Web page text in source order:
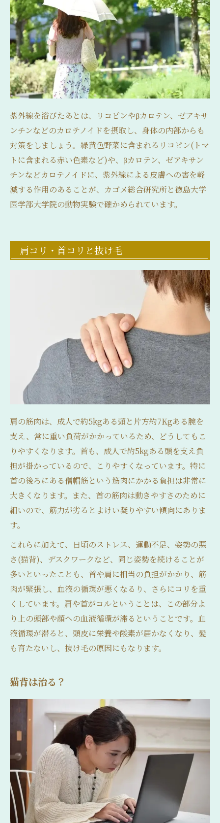
紫外線を浴びたあとは、リコピンやβカロテン、ゼアキサ
ンチンなどのカロテノイドを摂取し、身体の内部からも
対策をしましょう。緑黄色野菜に含まれるリコピン(トマ
トに含まれる赤い色素など)や、βカロテン、ゼアキサン
チンなどカロテノイドに、紫外線による皮膚への害を軽
減する作用のあることが、カゴメ総合研究所と徳島大学
医学部大学院の動物実験で確かめられています。
肩コリ・首コリと抜け毛
肩の筋肉は、成人で約5kgある頭と片方約7Kgある腕を
支え、常に重い負荷がかかっているため、どうしてもこ
りやすくなります。首も、成人で約5kgある頭を支え負
担が掛かっているので、こりやすくなっています。特に
首の後ろにある僧帽筋という筋肉にかかる負担は非常に
大きくなります。また、首の筋肉は動きやすさのために
細いので、筋力が劣るとよけい凝りやすい傾向にありま
す。
これらに加えて、日頃のストレス、運動不足、姿勢の悪
さ(猫背)、デスクワークなど、同じ姿勢を続けることが
多いといったことも、首や肩に相当の負担がかかり、筋
肉が緊張し、血液の循環が悪くなるり、さらにコリを重
くしています。肩や首がコルということは、この部分よ
り上の頭部や顔への血液循環が滞るということです。血
液循環が滞ると、頭皮に栄養や酸素が届かなくなり、髪
も育たないし、抜け毛の原因にもなります。
猫背は治る？